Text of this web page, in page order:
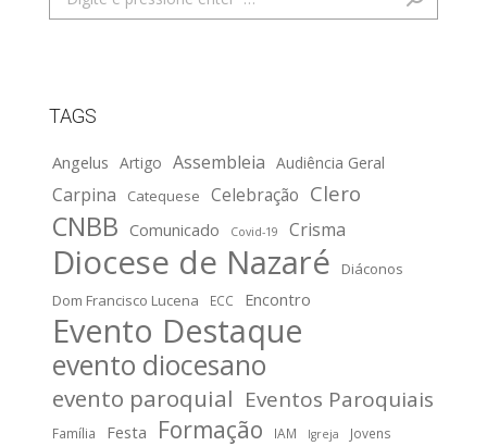
TAGS
Angelus Artigo Assembleia Audiência Geral
Carpina Catequese Celebração Clero
CNBB Comunicado Covid-19 Crisma
Diocese de Nazaré
Diáconos
Dom Francisco Lucena
ECC Encontro
Evento Destaque
evento diocesano
evento paroquial Eventos Paroquiais
Família Festa Formação IAM Igreja Jovens